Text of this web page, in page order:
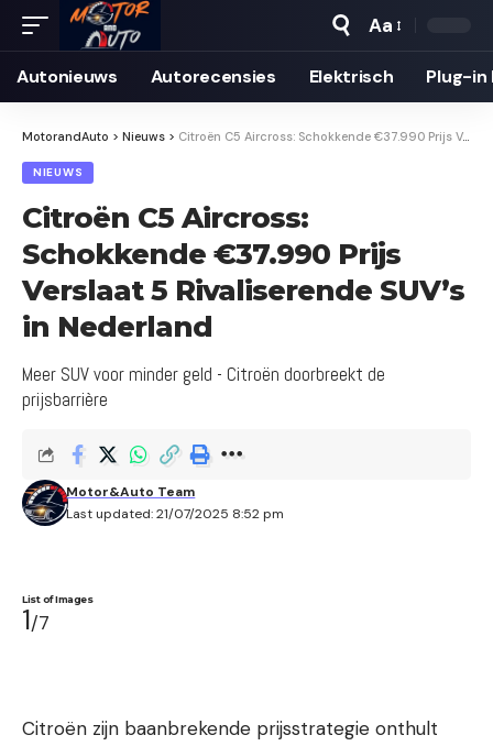
Aa
Autonieuws Auto­recensies Elektrisch Plug-in
MotorandAuto > Nieuws > Citroën C5 Aircross: Schokkende €37.990 Prijs Verslaat 5 Rivaliserende SUV’s in Nederland
NIEUWS
Citroën C5 Aircross:
Schokkende €37.990 Prijs
Verslaat 5 Rivaliserende SUV’s
in Nederland
Meer SUV voor minder geld - Citroën doorbreekt de
prijsbarrière
Last updated: 21/07/2025 8:52 pm
Motor&Auto Team
List of Images
1/7
Citroën zijn baanbrekende prijsstrategie onthult